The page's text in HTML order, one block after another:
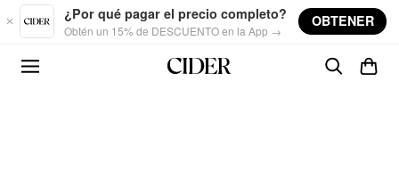
Skip to main content
¿Por qué pagar el precio completo?
Obtén un 15% de DESCUENTO en la App →
OBTENER